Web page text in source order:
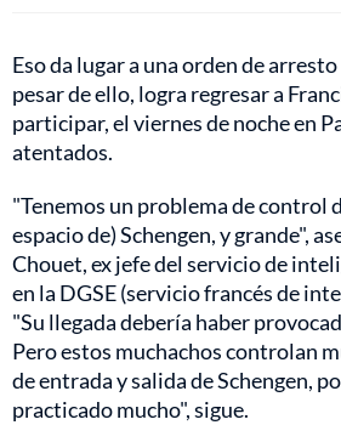
Eso da lugar a una orden de
pesar de ello, logra regresar a
participar, el viernes de noche en
atentados.
"Tenemos un problema de control
espacio de) Schengen, y grande",
Chouet, ex jefe del servicio de
en la DGSE (servicio francés de
"Su llegada debería haber
Pero estos muchachos controlan
de entrada y salida de Schengen,
practicado mucho", sigue.